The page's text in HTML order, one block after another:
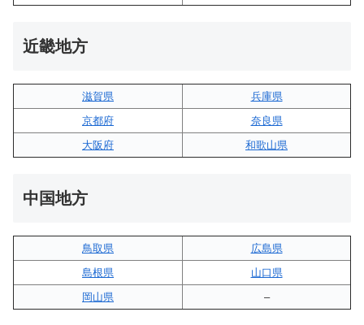
近畿地方
滋賀県
兵庫県
京都府
奈良県
大阪府
和歌山県
中国地方
鳥取県
広島県
島根県
山口県
岡山県
–